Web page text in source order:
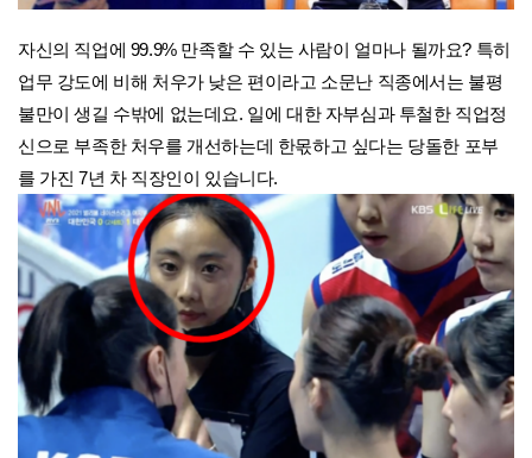
자신의 직업에 99.9% 만족할 수 있는 사람이 얼마나 될까요? 특히
업무 강도에 비해 처우가 낮은 편이라고 소문난 직종에서는 불평
불만이 생길 수밖에 없는데요. 일에 대한 자부심과 투철한 직업정
신으로 부족한 처우를 개선하는데 한몫하고 싶다는 당돌한 포부
를 가진 7년 차 직장인이 있습니다.